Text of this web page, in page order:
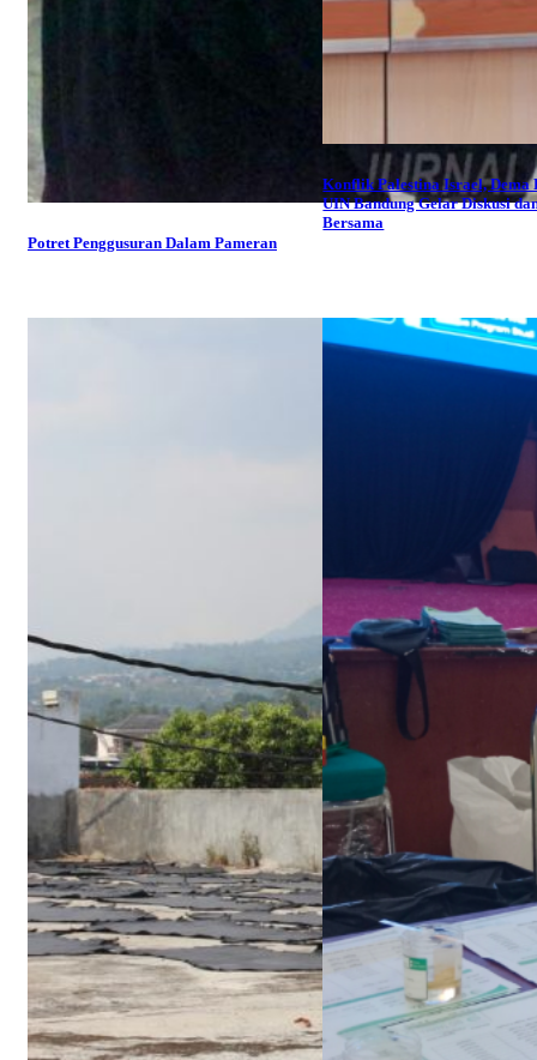
Potret Penggusuran Dalam Pameran
Konflik Palestina Israel, Dema
UIN Bandung Gelar Diskusi
Bersama